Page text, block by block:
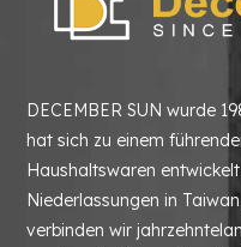
DECEMBER SUN wurde
hat sich zu einem
Haushaltswaren
Niederlassungen in
verbinden wir